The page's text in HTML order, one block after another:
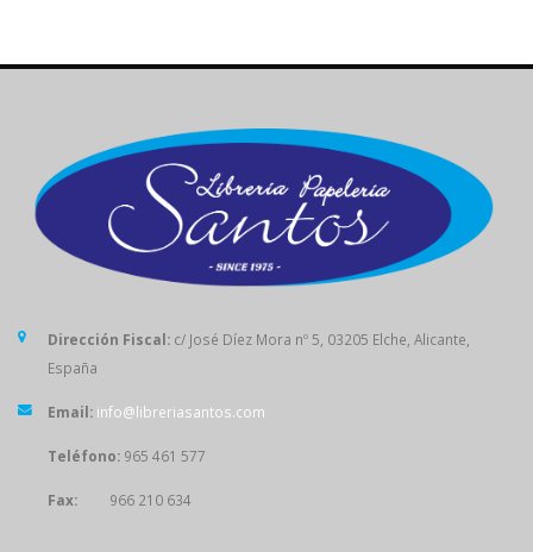
Dirección Fiscal: c/ José Díez Mora nº 5, 03205 Elche, Alicante,
España
Email: info@libreriasantos.com
Teléfono: 965 461 577
Fax: 966 210 634